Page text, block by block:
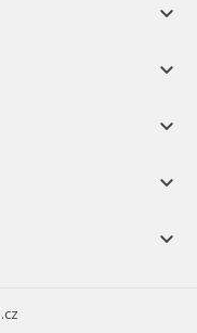




